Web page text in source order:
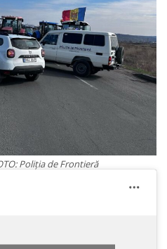
Poliția de Frontieră